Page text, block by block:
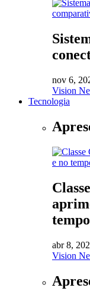
nov 6,
Vision
Tecnologia
abr 8,
Vision